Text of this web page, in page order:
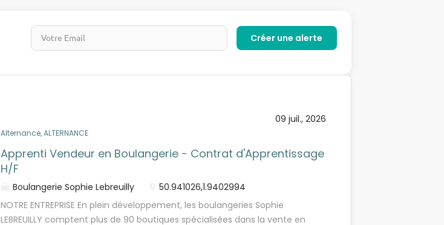
09 juil., 2026
Alternance, ALTERNANCE
Apprenti Vendeur en Boulangerie - Contrat d'Apprentissage
H/F
Boulangerie Sophie Lebreuilly
50.941026,1.9402994
NOTRE ENTREPRISE En plein développement, les boulangeries Sophie
LEBREUILLY comptent plus de 90 boutiques spécialisées dans la vente en